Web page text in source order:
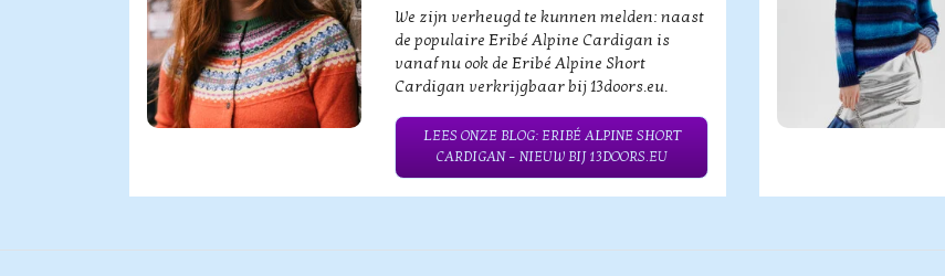
We zijn verheugd te kunnen melden: naast
de populaire Eribé Alpine Cardigan is
vanaf nu ook de Eribé Alpine Short
Cardigan verkrijgbaar bij 13doors.eu.
LEES ONZE BLOG: ERIBÉ ALPINE SHORT
CARDIGAN – NIEUW BIJ 13DOORS.EU